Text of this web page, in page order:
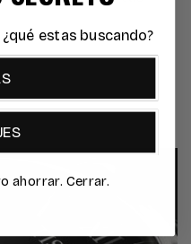
estas buscando?
ahorrar. Cerrar.